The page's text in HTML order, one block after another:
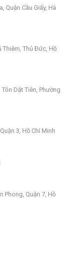
Quận Cầu Giấy, Hà
Thiêm, Thủ Đức, Hồ
Dật Tiên, Phường
3, Hồ Chí Minh
Phong, Quận 7, Hồ